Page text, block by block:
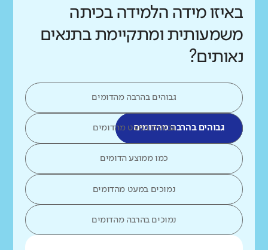
באיזו מידה הלמידה בכיתה
משמעותית ומתקיימת בתנאים
נאותים?
גבוהים בהרבה מהדומים
גבוהים בהרבה מהדומיםגבוהים במעט מהדומים
כמו ממוצע הדומים
נמוכים במעט מהדומים
נמוכים בהרבה מהדומים